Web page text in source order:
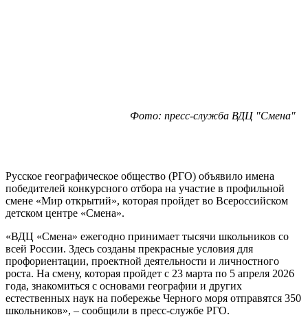
Фото: пресс-служба ВДЦ "Смена"
Русское географическое общество (РГО) объявило имена
победителей конкурсного отбора на участие в профильной
смене «Мир открытий», которая пройдет во Всероссийском
детском центре «Смена».
«ВДЦ «Смена» ежегодно принимает тысячи школьников со
всей России. Здесь созданы прекрасные условия для
профориентации, проектной деятельности и личностного
роста. На смену, которая пройдет с 23 марта по 5 апреля 2026
года, знакомиться с основами географии и других
естественных наук на побережье Черного моря отправятся 350
школьников», – сообщили в пресс-службе РГО.